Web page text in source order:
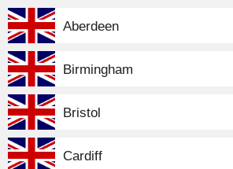
Aberdeen
Birmingham
Bristol
Cardiff